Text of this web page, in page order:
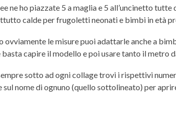
ne ho piazzate 5 a maglia e 5 all’uncinetto
calde per frugoletti neonati e bimbi in età
ovviamente le misure puoi adattarle anche a
basta capire il modello e poi usare tanto il metro
sotto ad ogni collage trovi i rispettivi
sul nome di ognuno (quello sottolineato) per